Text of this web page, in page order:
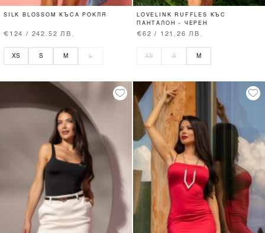
SILK BLOSSOM КЪСА РОКЛЯ
€124 / 242.52 ЛВ.
XS S M L
LOVELINK RUFFLES КЪС
ПАНТАЛОН - ЧЕРЕН
€62 / 121.26 ЛВ.
XS S M